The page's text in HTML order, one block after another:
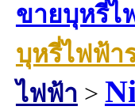
ขายบุหรี่ไ
บุหรี่ไฟฟ้า
ไฟฟ้า >